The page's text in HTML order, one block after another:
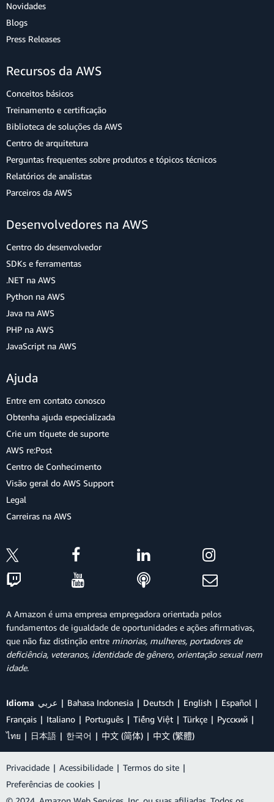
Novidades
Blogs
Press Releases
Recursos da AWS
Conceitos básicos
Treinamento e certificação
Biblioteca de soluções da AWS
Centro de arquitetura
Perguntas frequentes sobre produtos e tópicos técnicos
Relatórios de analistas
Parceiros da AWS
Desenvolvedores na AWS
Centro do desenvolvedor
SDKs e ferramentas
.NET na AWS
Python na AWS
Java na AWS
PHP na AWS
JavaScript na AWS
Ajuda
Entre em contato conosco
Obtenha ajuda especializada
Crie um tíquete de suporte
AWS re:Post
Centro de Conhecimento
Visão geral do AWS Support
Legal
Carreiras na AWS
A Amazon é uma empresa empregadora orientada pelos
fundamentos de igualdade de oportunidades e ações afirmativas,
que não faz distinção entre minorias, mulheres, portadores de
deficiência, veteranos, identidade de gênero, orientação sexual nem
idade.
Idioma عربي Bahasa Indonesia Deutsch English
Español
Français
Italiano Português Tiếng Việt Türkçe
Ρусский
ไทย
日本語 한국어 中文 (简体) 中文 (繁體)
Privacidade | Acessibilidade | Termos do site |
Preferências de cookies |